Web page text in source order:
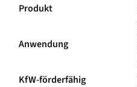
Produkt
Anwendung
KfW-förderfähig